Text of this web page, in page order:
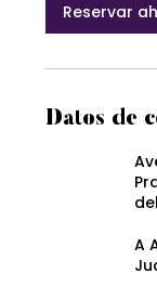
Reservar
Datos de
A